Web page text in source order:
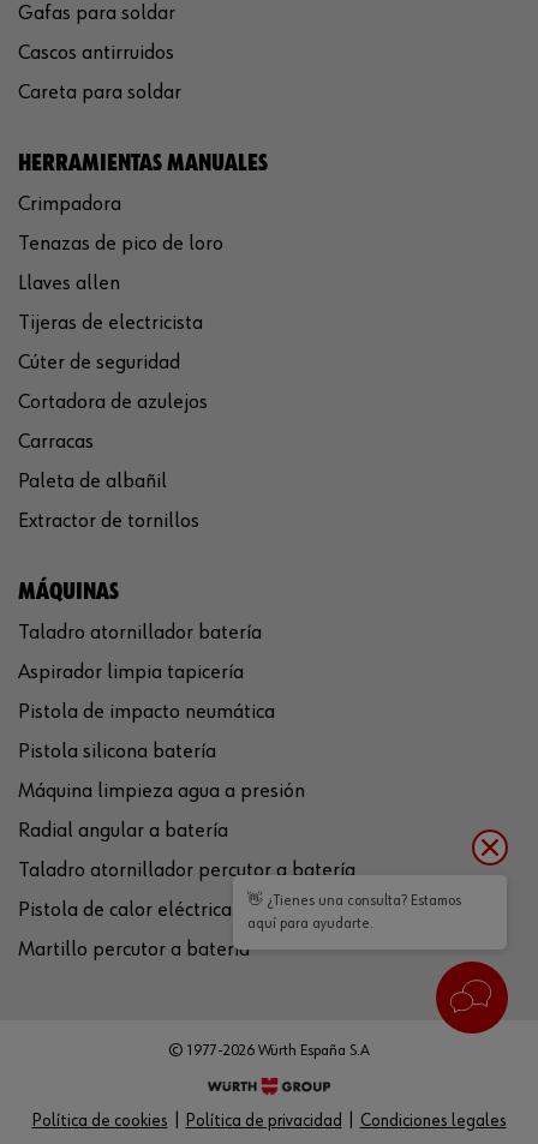
Gafas para soldar
Cascos antirruidos
Careta para soldar
HERRAMIENTAS MANUALES
Crimpadora
Tenazas de pico de loro
Llaves allen
Tijeras de electricista
Cúter de seguridad
Cortadora de azulejos
Carracas
Paleta de albañil
Extractor de tornillos
MÁQUINAS
Taladro atornillador batería
Aspirador limpia tapicería
Pistola de impacto neumática
Pistola silicona batería
Máquina limpieza agua a presión
Radial angular a batería
Taladro atornillador percutor a batería
Pistola de calor eléctrica
Martillo percutor a batería
Política de cookies Política de privacidad Condiciones legales
© 1977-2026 Würth España S.A
👋 ¿Tienes una consulta? Estamos
aquí para ayudarte.